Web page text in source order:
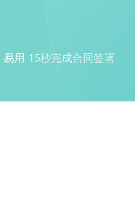
易用 15秒完成合同签署